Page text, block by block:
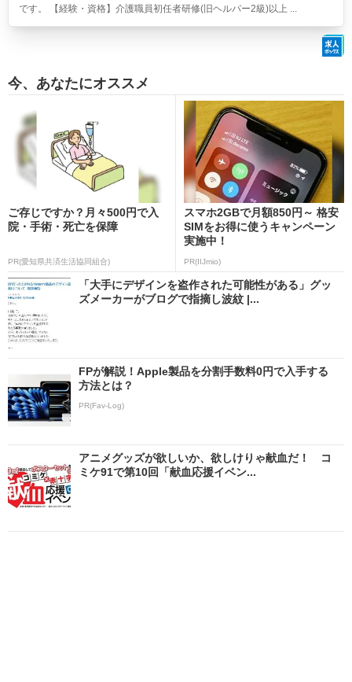
です。 【経験・資格】介護職員初任者研修(旧ヘルパー2級)以上 ...
今、あなたにオススメ
ご存じですか？月々500円で入
院・手術・死亡を保障
PR(愛知県共済生活協同組合)
スマホ2GBで月額850円～ 格安
SIMをお得に使うキャンペーン
実施中！
PR(IIJmio)
「大手にデザインを盗作された可能性がある」グッ
ズメーカーがブログで指摘し波紋 |...
FPが解説！Apple製品を分割手数料0円で入手する
方法とは？
PR(Fav-Log)
アニメグッズが欲しいか、欲しけりゃ献血だ！ コ
ミケ91で第10回「献血応援イベン...